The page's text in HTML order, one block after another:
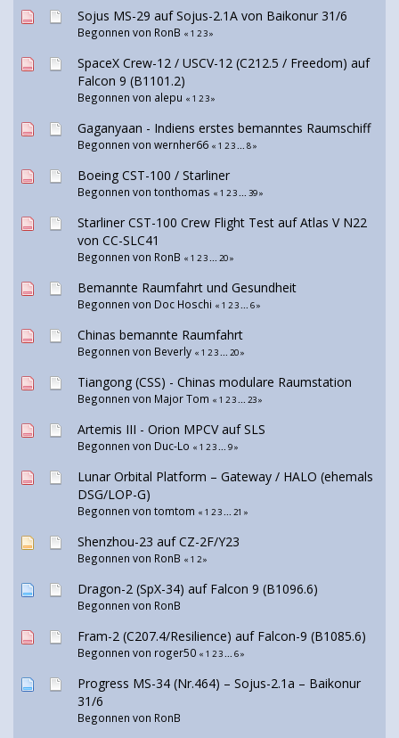
Sojus MS-29 auf Sojus-2.1A von Baikonur 31/6
Begonnen von RonB « 1 23»
SpaceX Crew-12 / USCV-12 (C212.5 / Freedom) auf
Falcon 9 (B1101.2)
Begonnen von alepu « 1 23»
Gaganyaan - Indiens erstes bemanntes Raumschiff
Begonnen von wernher66 « 1 23... 8»
Boeing CST-100 / Starliner
Begonnen von tonthomas « 1 23... 39»
Starliner CST-100 Crew Flight Test auf Atlas V N22
von CC-SLC41
Begonnen von RonB « 1 23... 20»
Bemannte Raumfahrt und Gesundheit
Begonnen von Doc Hoschi « 1 23... 6»
Chinas bemannte Raumfahrt
Begonnen von Beverly « 1 23... 20»
Tiangong (CSS) - Chinas modulare Raumstation
Begonnen von Major Tom « 1 23... 23»
Artemis III - Orion MPCV auf SLS
Begonnen von Duc-Lo « 1 23... 9»
Lunar Orbital Platform – Gateway / HALO (ehemals
DSG/LOP-G)
Begonnen von tomtom « 1 23... 21 »
Shenzhou-23 auf CZ-2F/Y23
Begonnen von RonB « 1 2»
Dragon-2 (SpX-34) auf Falcon 9 (B1096.6)
Begonnen von RonB
Fram-2 (C207.4/Resilience) auf Falcon-9 (B1085.6)
Begonnen von roger50 « 1 23... 6»
Progress MS-34 (Nr.464) – Sojus-2.1а – Baikonur
31/6
Begonnen von RonB